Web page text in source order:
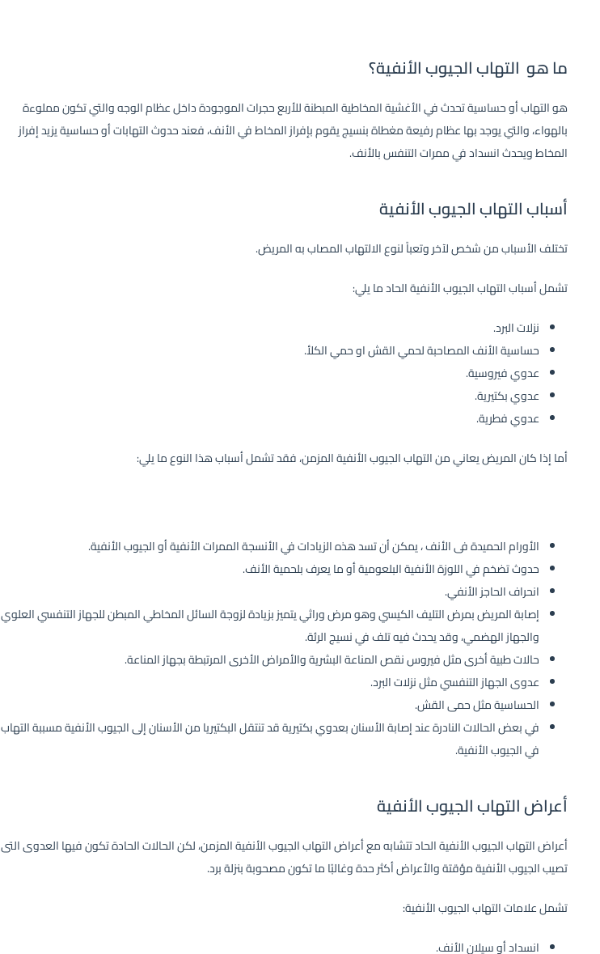
ما هو التهاب الجيوب الأنفية؟
هو التهاب أو حساسية تحدث في الأغشية المخاطية المبطنة للأربع حجرات الموجودة داخل عظام الوجه والتي تكون مملوءة
بالهواء، والتي يوجد بها عظام رفيعة مغطاة بنسيج يقوم بإفراز المخاط في الأنف، فعند حدوث التهابات أو حساسية يزيد إفراز
المخاط ويحدث انسداد في ممرات التنفس بالأنف.
أسباب التهاب الجيوب الأنفية
تختلف الأسباب من شخص لآخر وتعباً لنوع الالتهاب المصاب به المريض.
تشمل أسباب التهاب الجيوب الأنفية الحاد ما يلي:
نزلات البرد.
حساسية الأنف المصاحبة لحمي القش او حمي الكلأ.
عدوي فيروسية.
عدوي بكتيرية.
عدوي فطرية.
أما إذا كان المريض يعاني من التهاب الجيوب الأنفية المزمن، فقد تشمل أسباب هذا النوع ما يلي:
الأورام الحميدة فى الأنف ، يمكن أن تسد هذه الزيادات في الأنسجة الممرات الأنفية أو الجيوب الأنفية.
حدوث تضخم في اللوزة الأنفية البلعومية أو ما يعرف بلحمية الأنف.
انحراف الحاجز الأنفي.
إصابة المريض بمرض التليف الكيسي وهو مرض وراثي يتميز بزيادة لزوجة السائل المخاطي المبطن للجهاز التنفسي العلوي
والجهاز الهضمي، وقد يحدث فيه تلف في نسيج الرئة.
حالات طبية أخرى مثل فيروس نقص المناعة البشرية والأمراض الأخرى المرتبطة بجهاز المناعة.
عدوى الجهاز التنفسي مثل نزلات البرد.
الحساسية مثل حمى القش.
في بعض الحالات النادرة عند إصابة الأسنان بعدوي بكتيرية قد تنتقل البكتيريا من الأسنان إلى الجيوب الأنفية مسببة التهاب
في الجيوب الأنفية.
أعراض التهاب الجيوب الأنفية
أعراض التهاب الجيوب الأنفية الحاد تتشابه مع أعراض التهاب الجيوب الأنفية المزمن، لكن الحالات الحادة تكون فيها العدوى التى
تصيب الجيوب الأنفية مؤقتة والأعراض أكثر حدة وغالبًا ما تكون مصحوبة بنزلة برد.
تشمل علامات التهاب الجيوب الأنفية:
انسداد أو سيلان الأنف.